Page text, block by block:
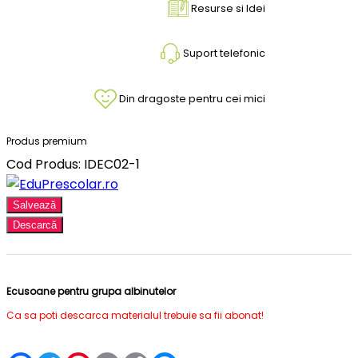
Resurse si Idei
Suport telefonic
Din dragoste pentru cei mici
Produs premium
Cod Produs: IDEC02-1
Salvează
Descarcă
Ecusoane pentru grupa albinutelor
Ca sa poti descarca materialul trebuie sa fii abonat!